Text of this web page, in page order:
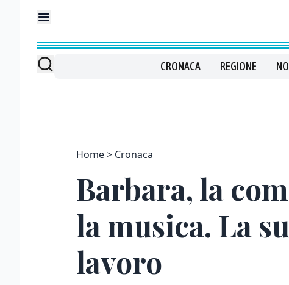
CRONACA REGIONE
Home Cronaca
Barbara, la
la musica. La
lavoro